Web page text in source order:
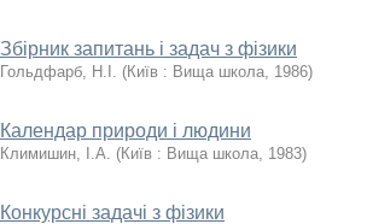
Збірник запитань і задач з фізики
Гольдфарб, Н.І. (Київ : Вища школа, 1986)
Календар природи і людини
Климишин, І.А. (Київ : Вища школа, 1983)
Конкурсні задачі з фізики